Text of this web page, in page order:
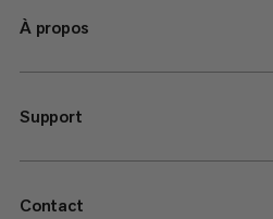
À propos
Support
Contact